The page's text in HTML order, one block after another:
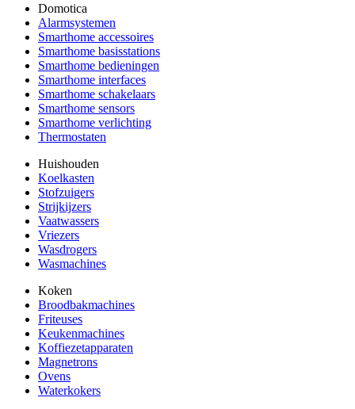
Domotica
Alarmsystemen
Smarthome accessoires
Smarthome basisstations
Smarthome bedieningen
Smarthome interfaces
Smarthome schakelaars
Smarthome sensors
Smarthome verlichting
Thermostaten
Huishouden
Koelkasten
Stofzuigers
Strijkijzers
Vaatwassers
Vriezers
Wasdrogers
Wasmachines
Koken
Broodbakmachines
Friteuses
Keukenmachines
Koffiezetapparaten
Magnetrons
Ovens
Waterkokers